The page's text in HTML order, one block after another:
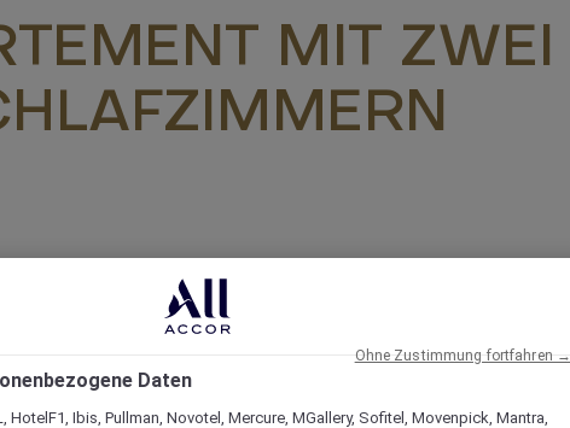
MIT ZWEI
Daten
HotelF1, Ibis, Pullman, Novotel, Mercure, MGallery, Sofitel, Movenpick, Mantra,
Ohne Zustimmung fortfahren →